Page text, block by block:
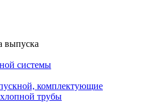
выпуска
системы
комплектующие
трубы